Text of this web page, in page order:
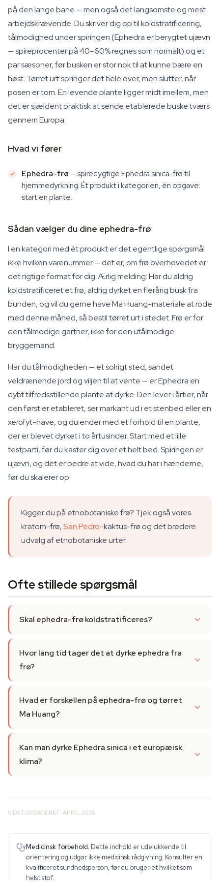
på den lange bane — men også det langsomste og mest
arbejdskrævende. Du skriver dig op til koldstratificering,
tålmodighed under spiringen (Ephedra er berygtet ujævn
— spireprocenter på 40–60% regnes som normalt) og et
par sæsoner, før busken er stor nok til at kunne bære en
høst. Tørret urt springer det hele over, men slutter, når
posen er tom. En levende plante ligger midt imellem, men
det er sjældent praktisk at sende etablerede buske tværs
gennem Europa.
Hvad vi fører
Ephedra-frø — spiredygtigeEphedra sinica-frø til
hjemmedyrkning. Ét produkt i kategorien, én opgave:
start en plante.
Sådan vælger du dine ephedra-frø
I en kategori med ét produkt er det egentlige spørgsmål
ikke hvilken varenummer — det er, om frø overhovedet er
det rigtige format for dig. Ærlig melding: Har du aldrig
koldstratificeret et frø, aldrig dyrket en flerårig busk fra
bunden, og vil du gerne have Ma Huang-materiale at rode
med denne måned, så bestil tørret urt i stedet. Frø er for
den tålmodige gartner, ikke for den utålmodige
bryggemand.
Har du tålmodigheden — et solrigt sted, sandet
veldrænende jord og viljen til at vente — er Ephedra en
dybt tilfredsstillende plante at dyrke. Den lever i årtier, når
den først er etableret, ser markant ud i et stenbed eller en
xerofyt-have, og du ender med et forhold til en plante,
der er blevet dyrket i to årtusinder. Start med et lille
testparti, før du kaster dig over et helt bed. Spiringen er
ujævn, og det er bedre at vide, hvad du har i hænderne,
før du skalerer op.
Kigger du på etnobotaniske frø? Tjek også vores
kratom-frø,San Pedro-kaktus-frø og det bredere
udvalg af etnobotaniske urter.
Ofte stillede spørgsmål
Skal ephedra-frø koldstratificeres?
Hvor lang tid tager det at dyrke ephedra fra
frø?
Hvad er forskellen på ephedra-frø og tørret
Ma Huang?
Kan man dyrke Ephedra sinica i et europæisk
klima?
SIDST OPDATERET: APRIL 2026
Medicinsk forbehold. Dette indhold er udelukkende til
orientering og udgør ikke medicinsk rådgivning. Konsulter en
kvalificeret sundhedsperson, før du bruger et hvilket som
helst stof.